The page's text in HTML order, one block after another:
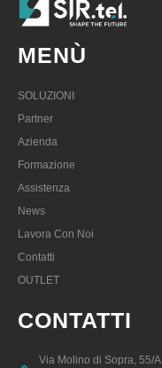
MENÙ
SOLUZIONI
Partner
Azienda
Formazione
Assistenza
News
Lavora Con Noi
Contatti
OUTLET
CONTATTI
Via Molino di Sopra, 55/A